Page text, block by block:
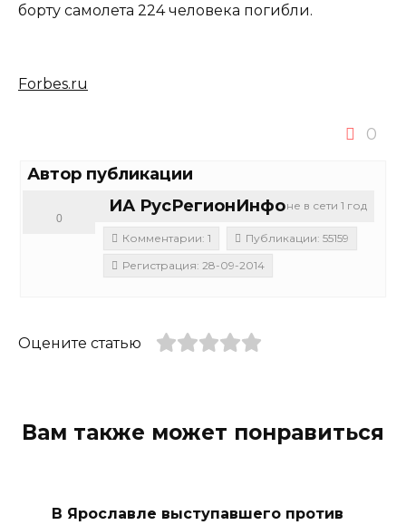
борту самолета 224 человека погибли.
Forbes.ru
0
Автор публикации
не в сети 1 год
ИА РусРегионИнфо
0
Комментарии: 1
Публикации: 55159
Регистрация: 28-09-2014
Оцените статью
Вам также может понравиться
В Ярославле выступавшего против